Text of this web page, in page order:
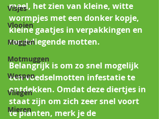
Visjes
Vlooien
Muggen
Motmuggen
Wespen
Vliegen
Mieren
meel, het zien van kleine, witte
wormpjes met een donker kopje,
kleine gaatjes in verpakkingen en
rondvliegende motten.
Belangrijk is om zo snel mogelijk
een voedselmotten infestatie te
ontdekken. Omdat deze diertjes in
staat zijn om zich zeer snel voort
te planten, merk je de